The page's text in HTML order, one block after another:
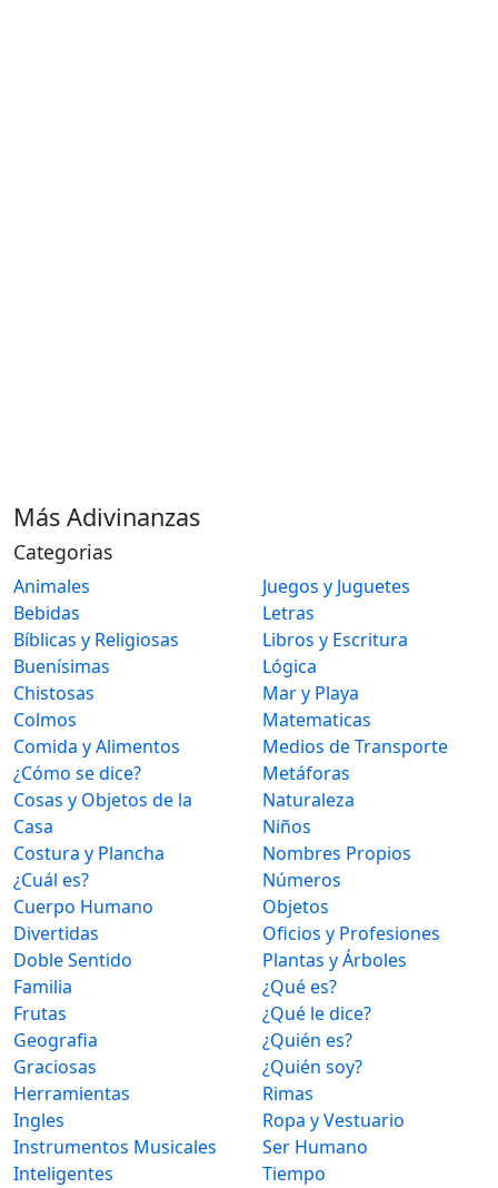
Más Adivinanzas
Categorias
Animales
Bebidas
Bíblicas y Religiosas
Buenísimas
Chistosas
Colmos
Comida y Alimentos
¿Cómo se dice?
Cosas y Objetos de la
Casa
Costura y Plancha
¿Cuál es?
Cuerpo Humano
Divertidas
Doble Sentido
Familia
Frutas
Geografia
Graciosas
Herramientas
Ingles
Instrumentos Musicales
Inteligentes
Juegos y Juguetes
Letras
Libros y Escritura
Lógica
Mar y Playa
Matematicas
Medios de Transporte
Metáforas
Naturaleza
Niños
Nombres Propios
Números
Objetos
Oficios y Profesiones
Plantas y Árboles
¿Qué es?
¿Qué le dice?
¿Quién es?
¿Quién soy?
Rimas
Ropa y Vestuario
Ser Humano
Tiempo